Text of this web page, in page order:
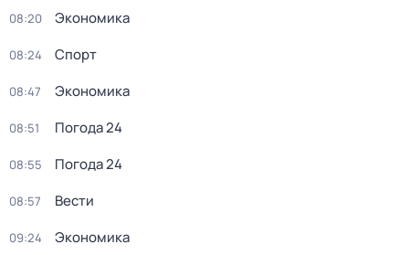
08:20 Экономика
08:24 Спорт
08:47 Экономика
08:51 Погода 24
08:55 Погода 24
08:57 Вести
09:24 Экономика